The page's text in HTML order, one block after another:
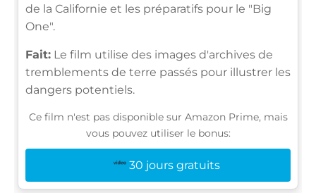
de la Californie et les préparatifs pour le "Big
One".
Fait: Le film utilise des images d'archives de
tremblements de terre passés pour illustrer les
dangers potentiels.
Ce film n'est pas disponible sur Amazon Prime, mais
vous pouvez utiliser le bonus:
30 jours gratuits